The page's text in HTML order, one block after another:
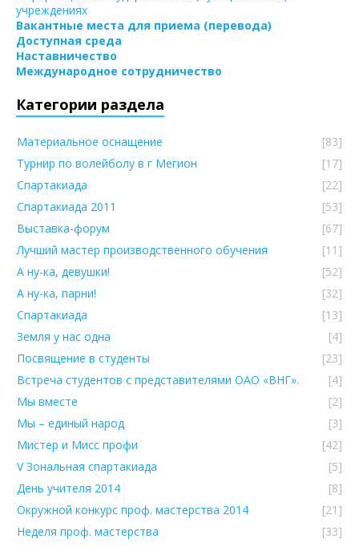
учреждениях
Вакантные места для приема (перевода)
Доступная среда
Наставничество
Международное сотрудничество
Категории раздела
Материальное оснащение
[83]
Турнир по волейболу в г Мегион
[17]
Спартакиада
[22]
Спартакиада 2011
[53]
Выставка-форум
[67]
Лучший мастер производственного обучения
[11]
А ну-ка, девушки!
[52]
А ну-ка, парни!
[32]
Спартакиада
[13]
Земля у нас одна
[4]
Посвящение в студенты
[23]
Встреча студентов с представителями ОАО «ВНГ».
[4]
Мы вместе
[2]
Мы – единый народ
[3]
Мистер и Мисс профи
[42]
V Зональная спартакиада
[5]
День учителя 2014
[8]
Окружной конкурс проф. мастерства 2014
[21]
Неделя проф. мастерства
[33]